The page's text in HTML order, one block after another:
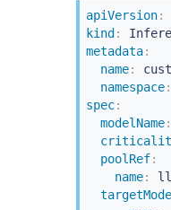
apiVersion:
kind :
metadata:
name:
namespace:
spec:
modelName:
poolRef:
name: